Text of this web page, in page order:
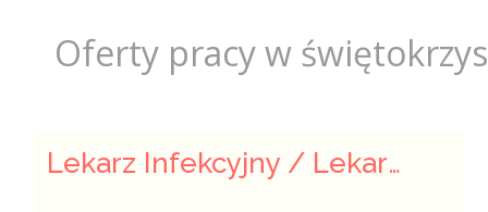
Oferty pracy w
Lekarz Infekcyjny / Lekarka Infekcyjna